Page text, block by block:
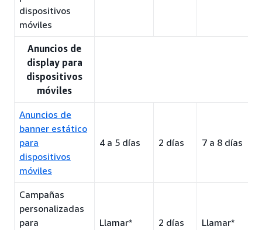
dispositivos
móviles
Anuncios de
display para
dispositivos
móviles
Anuncios de
banner estático
para
dispositivos
móviles
4 a 5 días 2 días 7 a 8 días
Campañas
personalizadas
para
Llamar* 2 días Llamar*